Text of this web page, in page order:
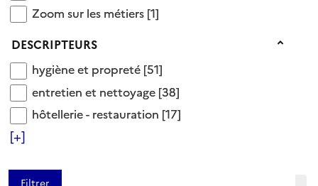
Zoom sur les métiers
Zoom sur les métiers [1]
Descripteurs
DESCRIPTEURS
hygiène et propreté
hygiène et propreté [51]
entretien et nettoyage
entretien et nettoyage [38]
hôtellerie - restauration
hôtellerie - restauration [17]
[+]
santé publique
sécurité industrielle
85 Documents disponibles dans cette catégorie
Tris disponibles (Ouverture d'une modale)
Ajouter le résultat au panier
Affiner la recherche
Etendre la recherche sur